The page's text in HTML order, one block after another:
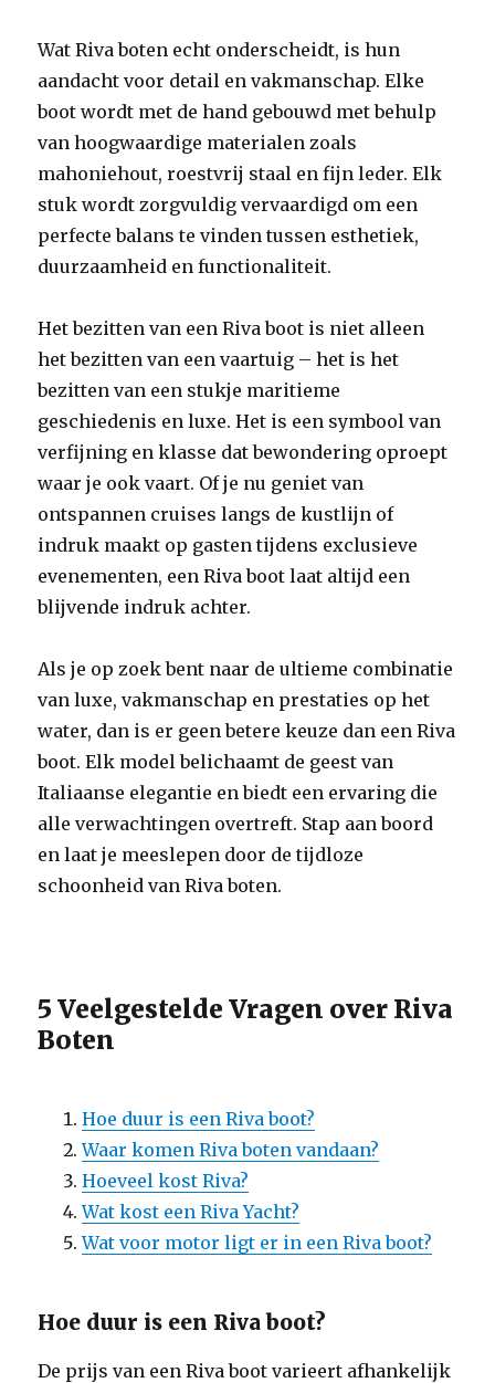
Wat Riva boten echt onderscheidt, is hun
aandacht voor detail en vakmanschap. Elke
boot wordt met de hand gebouwd met behulp
van hoogwaardige materialen zoals
mahoniehout, roestvrij staal en fijn leder. Elk
stuk wordt zorgvuldig vervaardigd om een ​​
perfecte balans te vinden tussen esthetiek,
duurzaamheid en functionaliteit.
Het bezitten van een Riva boot is niet alleen
het bezitten van een vaartuig – het is het
bezitten van een stukje maritieme
geschiedenis en luxe. Het is een symbool van
verfijning en klasse dat bewondering oproept
waar je ook vaart. Of je nu geniet van
ontspannen cruises langs de kustlijn of
indruk maakt op gasten tijdens exclusieve
evenementen, een Riva boot laat altijd een
blijvende indruk achter.
Als je op zoek bent naar de ultieme combinatie
van luxe, vakmanschap en prestaties op het
water, dan is er geen betere keuze dan een Riva
boot. Elk model belichaamt de geest van
Italiaanse elegantie en biedt een ervaring die
alle verwachtingen overtreft. Stap aan boord
en laat je meeslepen door de tijdloze
schoonheid van Riva boten.
5 Veelgestelde Vragen over Riva
Boten
Hoe duur is een Riva boot?
Waar komen Riva boten vandaan?
Hoeveel kost Riva?
Wat kost een Riva Yacht?
Wat voor motor ligt er in een Riva boot?
Hoe duur is een Riva boot?
De prijs van een Riva boot varieert afhankelijk